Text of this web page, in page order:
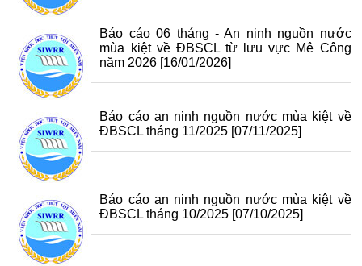
Báo cáo 06 tháng - An ninh nguồn nước
mùa kiệt về ĐBSCL từ lưu vực Mê Công
năm 2026 [16/01/2026]
Báo cáo an ninh nguồn nước mùa kiệt về
ĐBSCL tháng 11/2025 [07/11/2025]
Báo cáo an ninh nguồn nước mùa kiệt về
ĐBSCL tháng 10/2025 [07/10/2025]